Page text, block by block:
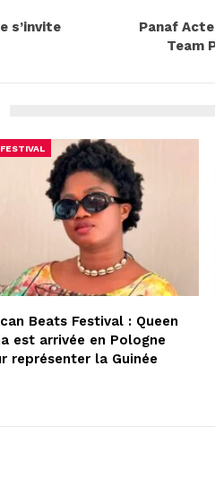
s’invite
Panaf
Team
FESTIVAL
Beats Festival : Queen
est arrivée en Pologne
représenter la Guinée